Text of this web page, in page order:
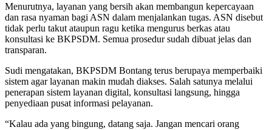
Menurutnya, layanan yang bersih akan membangun kepercayaan
dan rasa nyaman bagi ASN dalam menjalankan tugas. ASN disebut
tidak perlu takut ataupun ragu ketika mengurus berkas atau
konsultasi ke BKPSDM. Semua prosedur sudah dibuat jelas dan
transparan.
Sudi mengatakan, BKPSDM Bontang terus berupaya memperbaiki
sistem agar layanan makin mudah diakses. Salah satunya melalui
penerapan sistem layanan digital, konsultasi langsung, hingga
penyediaan pusat informasi pelayanan.
“Kalau ada yang bingung, datang saja. Jangan mencari orang